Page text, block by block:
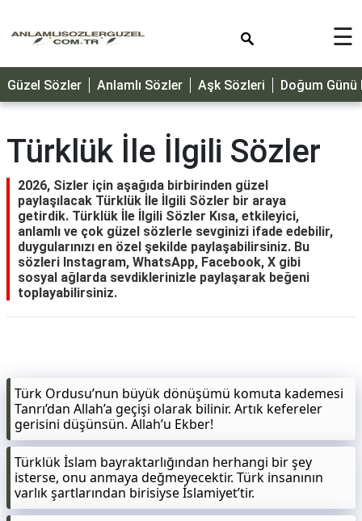
GÜZEL
SÖZLER
SÖZLER
DOĞUM
GÜNÜ
MESAJLARI
ÖZEL
GÜNLER
DİNİ
SÖZLER
☰
Güzel Sözler Anlamlı Sözler Aşk Sözleri Doğum Günü
Türklük İle İlgili Sözler
2026, Sizler için aşağıda birbirinden güzel
paylaşılacak Türklük İle İlgili Sözler bir araya
getirdik. Türklük İle İlgili Sözler Kısa, etkileyici,
anlamlı ve çok güzel sözlerle sevginizi ifade edebilir,
duygularınızı en özel şekilde paylaşabilirsiniz. Bu
sözleri Instagram, WhatsApp, Facebook, X gibi
sosyal ağlarda sevdiklerinizle paylaşarak beğeni
toplayabilirsiniz.
Türk Ordusu’nun büyük dönüşümü komuta kademesi
Tanrı’dan Allah’a geçişi olarak bilinir. Artık kefereler
gerisini düşünsün. Allah’u Ekber!
Türklük İslam bayraktarlığından herhangi bir şey
isterse, onu anmaya değmeyecektir. Türk insanının
varlık şartlarından birisiyse İslamiyet’tir.